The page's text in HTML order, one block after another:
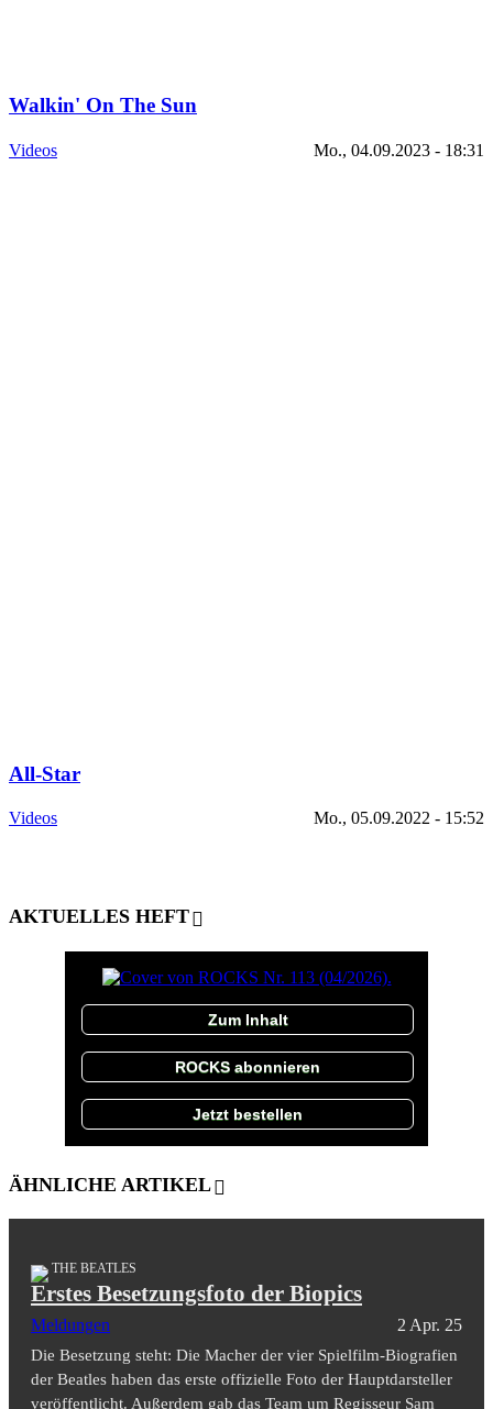
Walkin' On The Sun
Videos Mo., 04.09.2023 - 18:31
All-Star
Videos Mo., 05.09.2022 - 15:52
AKTUELLES HEFT
Zum Inhalt
ROCKS abonnieren
Jetzt bestellen
ÄHNLICHE ARTIKEL
THE BEATLES
Erstes Besetzungsfoto der Biopics
Meldungen 2 Apr. 25
Die Besetzung steht: Die Macher der vier Spielfilm-Biografien
der Beatles haben das erste offizielle Foto der Hauptdarsteller
veröffentlicht. Außerdem gab das Team um Regisseur Sam